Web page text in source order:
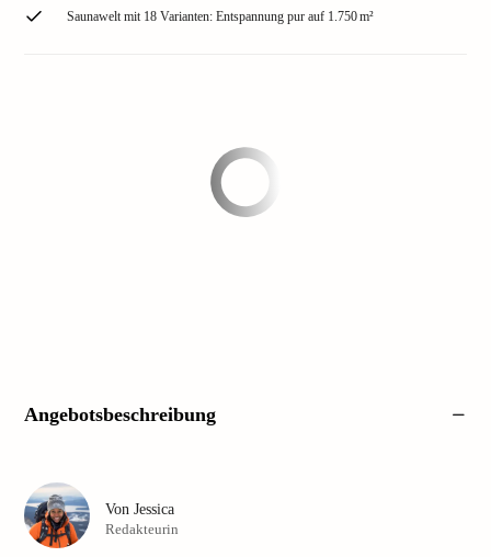
Saunawelt mit 18 Varianten: Entspannung pur auf 1.750 m²
Angebotsbeschreibung
Von Jessica
Redakteurin